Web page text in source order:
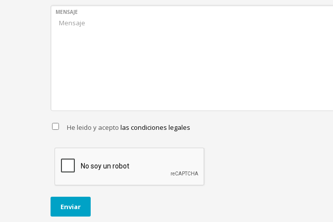
MENSAJE
He leido y acepto las condiciones legales
Enviar